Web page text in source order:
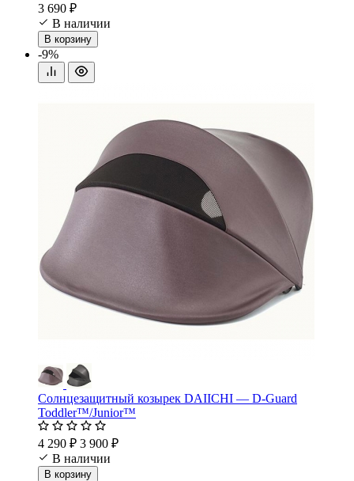
3 690 ₽
В наличии
В корзину
-9%
Солнцезащитный козырек DAIICHI — D-Guard
Toddler™/Junior™
4 290 ₽ 3 900 ₽
В наличии
В корзину